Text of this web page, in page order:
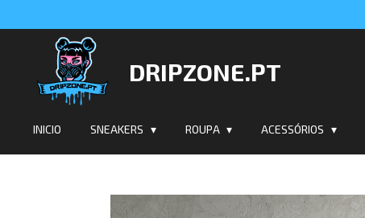
conteúdo
principal
DRIPZONE.PT
INICIO SNEAKERS ROUPA ACESSÓRIOS